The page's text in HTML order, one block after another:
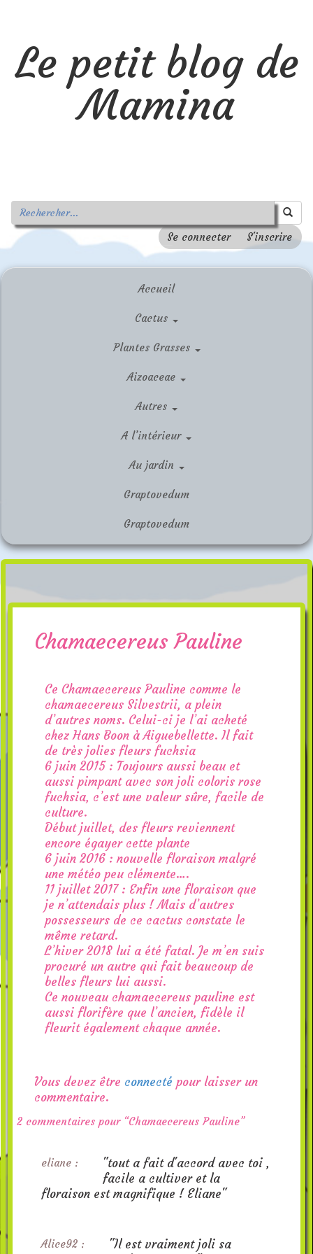
Le petit blog de
Mamina
Se connecter S'inscrire
Accueil
Cactus
Plantes Grasses
Aizoaceae
Autres
A l’intérieur
Au jardin
Graptovedum
Graptovedum
Chamaecereus Pauline
Ce Chamaecereus Pauline comme le
chamaecereus Silvestrii, a plein
d’autres noms. Celui-ci je l’ai acheté
chez Hans Boon à Aiguebellette. Il fait
de très jolies fleurs fuchsia
6 juin 2015 : Toujours aussi beau et
aussi pimpant avec son joli coloris rose
fuchsia, c’est une valeur sûre, facile de
culture.
Début juillet, des fleurs reviennent
encore égayer cette plante
6 juin 2016 : nouvelle floraison malgré
une météo peu clémente….
11 juillet 2017 : Enfin une floraison que
je n’attendais plus ! Mais d’autres
possesseurs de ce cactus constate le
même retard.
L’hiver 2018 lui a été fatal. Je m’en suis
procuré un autre qui fait beaucoup de
belles fleurs lui aussi.
Ce nouveau chamaecereus pauline est
aussi florifère que l’ancien, fidèle il
fleurit également chaque année.
Vous devez être connecté pour laisser un
commentaire.
2 commentaires pour “Chamaecereus Pauline”
eliane :
"tout a fait d'accord avec toi ,
facile a cultiver et la
floraison est magnifique ! Eliane"
Alice92 :
"Il est vraiment joli sa